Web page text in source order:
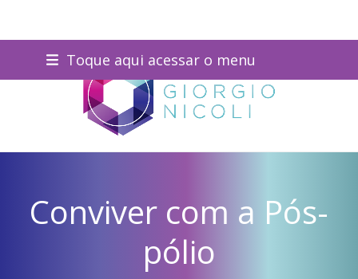
content
Toque aqui acessar o menu
Conviver com a Pós-
pólio